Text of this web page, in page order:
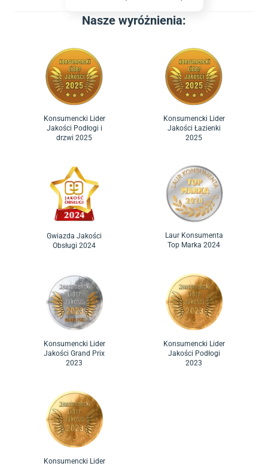
Nasze wyróżnienia:
Konsumencki Lider
Jakości Podłogi i
drzwi 2025
Konsumencki Lider
Jakości Łazienki
2025
Gwiazda Jakości
Obsługi 2024
Laur Konsumenta
Top Marka 2024
Konsumencki Lider
Jakości Grand Prix
2023
Konsumencki Lider
Jakości Podłogi
2023
Konsumencki Lider